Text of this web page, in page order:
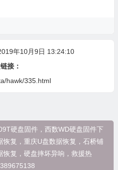
年10月9日 13:24:10
接：
hawk/335.html
硬盘固件，西数WD硬盘固件下
恢复，重庆U盘数据恢复，石桥铺
恢复，硬盘摔坏异响，救援热